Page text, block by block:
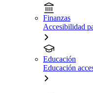
Finanzas
Accesibilidad
Educación
Educación